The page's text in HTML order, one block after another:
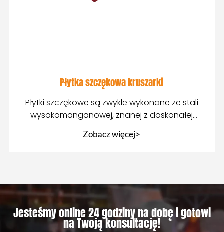
Płytka szczękowa kruszarki
Płytki szczękowe są zwykle wykonane ze stali
wysokomanganowej, znanej z doskonałej
Zobacz więcej>
Jesteśmy online 24 godziny na dobę i gotowi
na Twoją konsultację!